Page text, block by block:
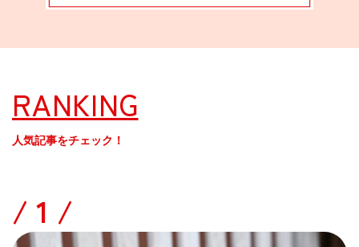
RANKING
人気記事をチェック！
/